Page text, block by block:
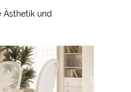
Ästhetik und